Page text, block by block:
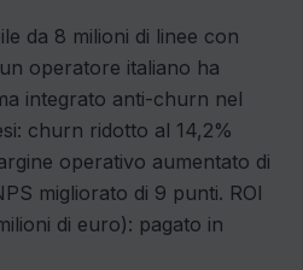
da 8 milioni di linee con
operatore italiano ha
integrato anti-churn nel
churn ridotto al 14,2%
operativo aumentato di
migliorato di 9 punti. ROI
di euro): pagato in